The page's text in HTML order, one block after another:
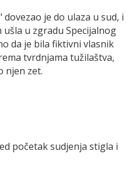
je do ulaza u sud, i
u zgradu Specijalnog
da je bila fiktivni vlasnik
tvrdnjama tužilaštva,
njen zet.
početak sudjenja stigla i